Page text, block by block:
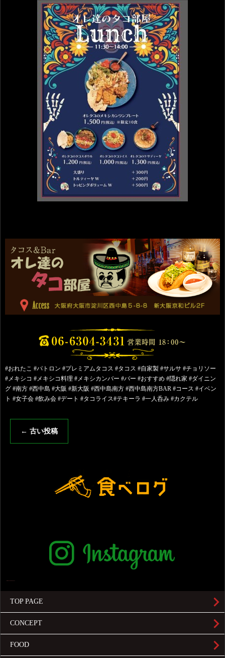
#おれたこ #パトロン #プレミアムタコス #タコス #自家製 #サルサ #チョリソー
#メキシコ #メキシコ料理 #メキシカンバー #バー #おすすめ #隠れ家 #ダイニン
グ #南方 #西中島 #大阪 #新大阪 #西中島南方 #西中島南方BAR #コース #イベン
ト #女子会 #飲み会 #デート #タコライス#テキーラ #一人呑み #カクテル
← 古い投稿
TOP PAGE
CONCEPT
FOOD